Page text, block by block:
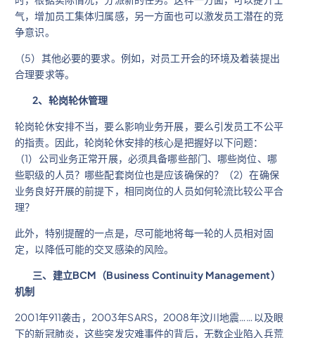
气，增加员工集体归属感，另一方面也可以激发员工潜在的竞
争意识。
（5）其他必要的要求。例如，对员工开会的环境及着装提出
合理要求等。
2、轮岗轮休管理
轮岗轮休安排不当，要么影响业务开展，要么引发员工不公平
的指责。因此，轮岗轮休安排的核心是把握好以下问题：
（1）公司业务正常开展，必须具备哪些部门、哪些岗位、哪
些职级的人员？哪些配套岗位也是应该确保的？（2）在确保
业务良好开展的前提下，相同岗位的人员如何轮流比较公平合
理？
此外，特别提醒的一点是，尽可能地将每一轮的人员相对固
定，以降低可能的交叉感染的风险。
三、建立BCM （Business Continuity Management）
机制
2001年911袭击，2003年SARS，2008年汶川地震……以及眼
下的新冠肺炎，这些突发灾难事件的背后，无数企业陷入兵荒